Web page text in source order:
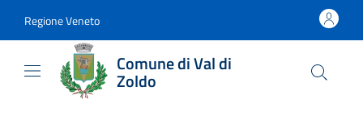
Regione Veneto
Comune di Val di
Zoldo